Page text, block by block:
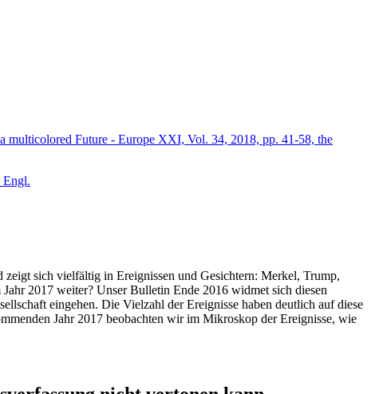
Future - Europe XXI, Vol. 34, 2018, pp. 41-58, the
Engl.
sich vielfältig in Ereignissen und Gesichtern: Merkel, Trump,
2017 weiter? Unser Bulletin Ende 2016 widmet sich diesen
eingehen. Die Vielzahl der Ereignisse haben deutlich auf diese
Jahr 2017 beobachten wir im Mikroskop der Ereignisse, wie